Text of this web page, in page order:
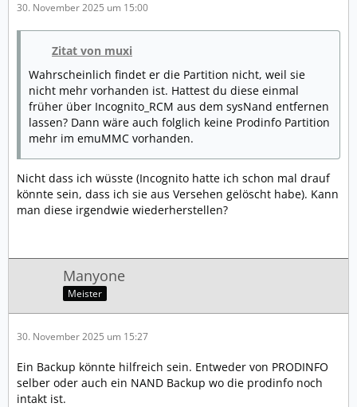
30. November 2025 um 15:00
Zitat von muxi
Wahrscheinlich findet er die Partition nicht, weil sie
nicht mehr vorhanden ist. Hattest du diese einmal
früher über Incognito_RCM aus dem sysNand entfernen
lassen? Dann wäre auch folglich keine Prodinfo Partition
mehr im emuMMC vorhanden.
Nicht dass ich wüsste (Incognito hatte ich schon mal drauf
könnte sein, dass ich sie aus Versehen gelöscht habe). Kann
man diese irgendwie wiederherstellen?
Manyone
Meister
30. November 2025 um 15:27
Ein Backup könnte hilfreich sein. Entweder von PRODINFO
selber oder auch ein NAND Backup wo die prodinfo noch
intakt ist.